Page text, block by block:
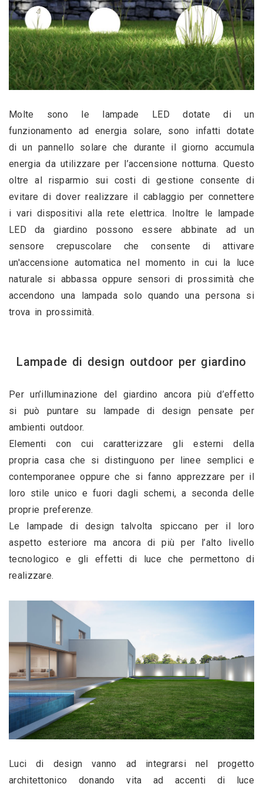
Molte sono le lampade LED dotate di un
funzionamento ad energia solare, sono infatti dotate
di un pannello solare che durante il giorno accumula
energia da utilizzare per l’accensione notturna. Questo
oltre al risparmio sui costi di gestione consente di
evitare di dover realizzare il cablaggio per connettere
i vari dispositivi alla rete elettrica. Inoltre le lampade
LED da giardino possono essere abbinate ad un
sensore crepuscolare che consente di attivare
un'accensione automatica nel momento in cui la luce
naturale si abbassa oppure sensori di prossimità che
accendono una lampada solo quando una persona si
trova in prossimità.
Lampade di design outdoor per giardino
Per un’illuminazione del giardino ancora più d’effetto
si può puntare su lampade di design pensate per
ambienti outdoor.
Elementi con cui caratterizzare gli esterni della
propria casa che si distinguono per linee semplici e
contemporanee oppure che si fanno apprezzare per il
loro stile unico e fuori dagli schemi, a seconda delle
proprie preferenze.
Le lampade di design talvolta spiccano per il loro
aspetto esteriore ma ancora di più per l’alto livello
tecnologico e gli effetti di luce che permettono di
realizzare.
Luci di design vanno ad integrarsi nel progetto
architettonico donando vita ad accenti di luce